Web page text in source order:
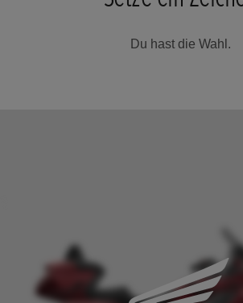
Du hast die Wahl.